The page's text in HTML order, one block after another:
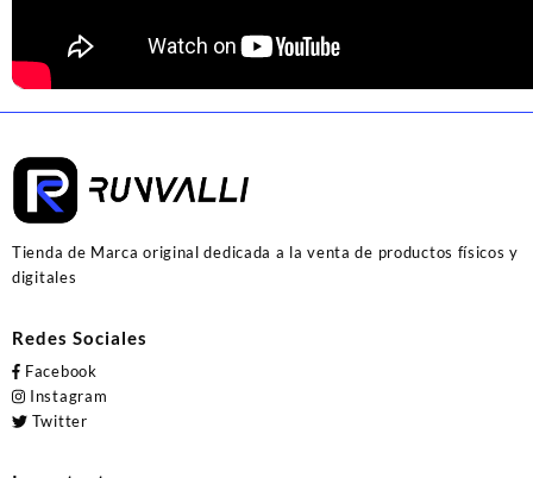
Tienda de Marca original dedicada a la venta de productos físicos y
digitales
Redes Sociales
Facebook
Instagram
Twitter